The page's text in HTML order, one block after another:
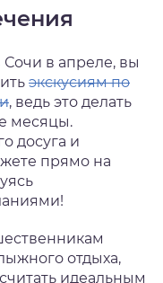
Сочи в апреле, вы
экскусиям по
, ведь это делать
месяцы.
досуга и
прямо на
отдыха,
идеальным